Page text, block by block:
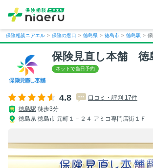
保険相談ニアエル > 保険の窓口 > 徳島県 > 徳島市 > 徳島駅 >
保険見直し本舗 徳
4.8
口コミ・評判 17件
徳島駅 徒歩3分
徳島県 徳島市 元町１－２４ アミコ専門店街１Ｆ